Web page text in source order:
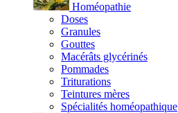
Homéopathie
Doses
Granules
Gouttes
Macérâts glycérinés
Pommades
Triturations
Teintures mères
Spécialités homéopathique